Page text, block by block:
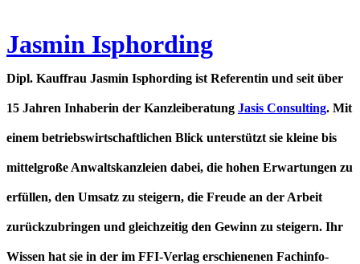
Jasmin Isphording
Dipl. Kauffrau Jasmin Isphording ist Referentin und seit über
15 Jahren Inhaberin der Kanzleiberatung Jasis Consulting. Mit
einem betriebswirtschaftlichen Blick unterstützt sie kleine bis
mittelgroße Anwaltskanzleien dabei, die hohen Erwartungen zu
erfüllen, den Umsatz zu steigern, die Freude an der Arbeit
zurückzubringen und gleichzeitig den Gewinn zu steigern. Ihr
Wissen hat sie in der im FFI-Verlag erschienenen Fachinfo-